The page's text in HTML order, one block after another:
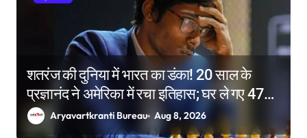
शतरंज की दुनिया में भारत का डंका! 20 साल के
प्रज्ञानंद ने अमेरिका में रचा इतिहास; घर ले गए 47
लाख रुपए
Aryavartkranti Bureau Aug 8, 2026